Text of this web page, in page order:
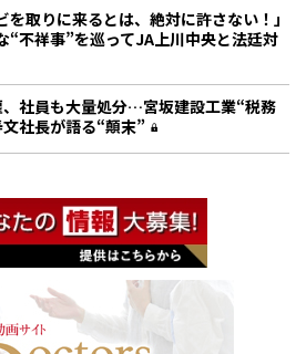
を取りに来るとは、絶対に許さない！」
“不祥事”を巡ってJA上川中央と法廷対
社員も大量処分…宮坂建設工業“税務
社長が語る“顛末”